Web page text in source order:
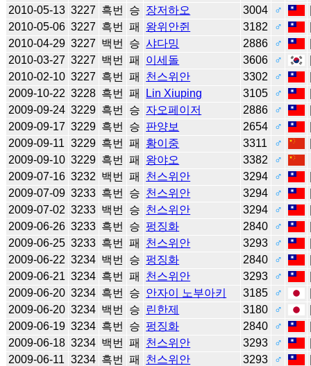
2010-05-13 3227 흑번 승 장저하오 3004 ♂
2010-05-06 3227 흑번 패 왕위안쥔 3182 ♂
2010-04-29 3227 백번 승 샤다밍 2886 ♂
2010-03-27 3227 백번 패 이세돌 3606 ♂
2010-02-10 3227 흑번 패 천스위안 3302 ♂
2009-10-22 3228 흑번 패 Lin Xiuping 3105 ♂
2009-09-24 3229 흑번 승 자오페이저 2886 ♂
2009-09-17 3229 흑번 승 판양보 2654 ♂
2009-09-11 3229 흑번 패 황이중 3311 ♂
2009-09-10 3229 흑번 패 왕야오 3382
♂
2009-07-16 3232 백번 패 천스위안 3294 ♂
2009-07-09 3233 흑번 승 천스위안 3294 ♂
2009-07-02 3233 백번 승 천스위안 3294 ♂
2009-06-26 3233 흑번 승 펑징화 2840 ♂
2009-06-25 3233 흑번 패 천스위안 3293 ♂
2009-06-22 3234 백번 승 펑징화 2840 ♂
2009-06-21 3234 흑번 패 천스위안 3293 ♂
2009-06-20 3234 흑번 승 안자이 노부아키 3185 ♂
2009-06-20 3234 백번 승 린한제 3180 ♂
2009-06-19 3234 흑번 승 펑징화 2840 ♂
2009-06-18 3234 백번 패 천스위안 3293 ♂
2009-06-11 3234 흑번 패 천스위안 3293 ♂